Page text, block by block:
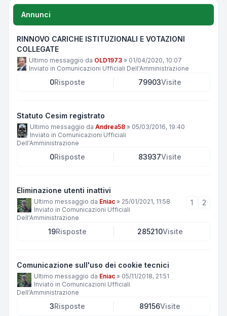
Annunci
RINNOVO CARICHE ISTITUZIONALI E VOTAZIONI
COLLEGATE
Ultimo messaggio da OLD1973 » 01/04/2020, 10:07
Inviato in Comunicazioni Ufficiali Dell'Amministrazione
0Risposte 79903Visite
Statuto Cesim registrato
Ultimo messaggio da Andrea58 » 05/03/2016, 19:40
Inviato in Comunicazioni Ufficiali
Dell'Amministrazione
0Risposte 83937Visite
Eliminazione utenti inattivi
Ultimo messaggio da Eniac » 25/01/2021, 11:58
Inviato in Comunicazioni Ufficiali
Dell'Amministrazione
1 2
19Risposte 285210Visite
Comunicazione sull'uso dei cookie tecnici
Ultimo messaggio da Eniac » 05/11/2018, 21:51
Inviato in Comunicazioni Ufficiali
Dell'Amministrazione
3Risposte 89156Visite